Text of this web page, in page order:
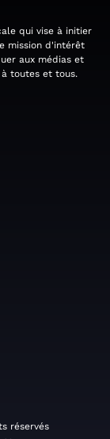
qui vise à initier
mission d'intérêt
aux médias et
toutes et tous.
réservés